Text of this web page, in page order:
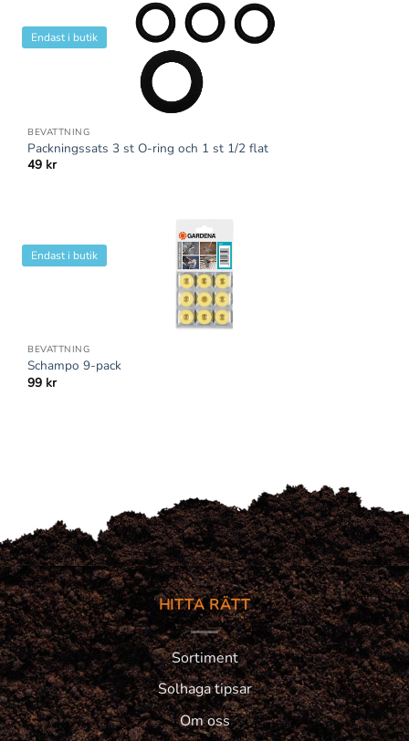
Endast i butik
BEVATTNING
Packningssats 3 st O-ring och 1 st 1/2 flat
49 kr
Endast i butik
BEVATTNING
Schampo 9-pack
99 kr
HITTA RÄTT
Sortiment
Solhaga tipsar
Om oss